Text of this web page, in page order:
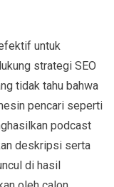
untuk
strategi SEO
tidak tahu bahwa
pencari seperti
podcast
deskripsi serta
di hasil